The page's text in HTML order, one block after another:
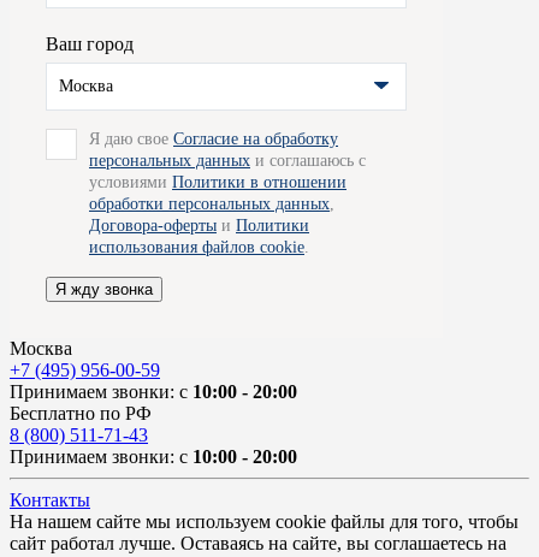
Ваш город
Москва
Я даю свое Согласие на обработку
персональных данных и соглашаюсь с
условиями Политики в отношении
обработки персональных данных,
Договора-оферты и Политики
использования файлов cookie.
Я жду звонка
Москва
+7 (495) 956-00-59
Принимаем звонки: с 10:00 - 20:00
Бесплатно по РФ
8 (800) 511-71-43
Принимаем звонки: с 10:00 - 20:00
Контакты
На нашем сайте мы используем cookie файлы для того, чтобы
сайт работал лучше. Оставаясь на сайте, вы соглашаетесь на